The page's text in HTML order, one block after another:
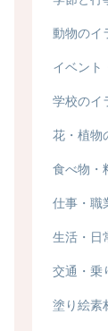
動物のイ
イベント
学校のイ
花・植物
食べ物・
仕事・職
生活・日
交通・乗
塗り絵素